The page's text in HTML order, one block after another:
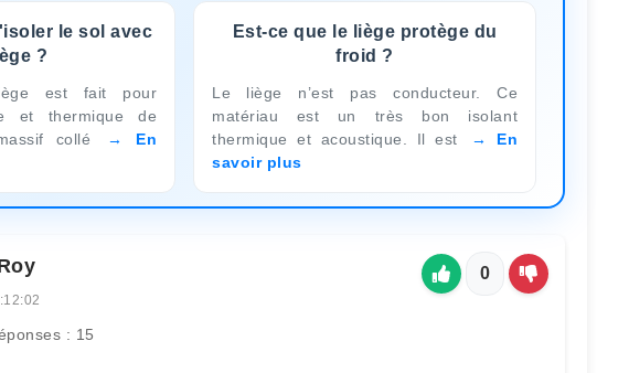
le sol avec
?
est fait pour
et thermique de
collé
En
Est-ce que le liège protège du
froid ?
Le liège n’est pas conducteur. Ce
matériau est un très bon isolant
thermique et acoustique. Il est
En
savoir plus
: 15
0